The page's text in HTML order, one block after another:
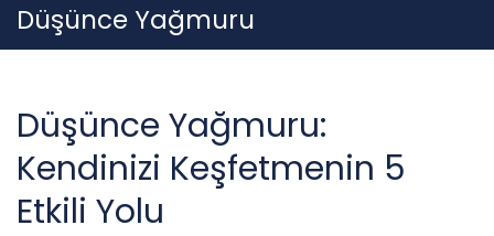
Skip
to
Düşünce Yağmuru
Düşünce Yağmuru:
Kendinizi Keşfetmenin 5
Etkili Yolu